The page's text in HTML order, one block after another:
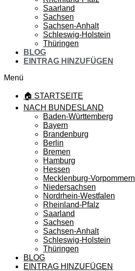
Saarland
Sachsen
Sachsen-Anhalt
Schleswig-Holstein
Thüringen
BLOG
EINTRAG HINZUFÜGEN
Menü
🏠 STARTSEITE
NACH BUNDESLAND
Baden-Württemberg
Bayern
Brandenburg
Berlin
Bremen
Hamburg
Hessen
Mecklenburg-Vorpommern
Niedersachsen
Nordrhein-Westfalen
Rheinland-Pfalz
Saarland
Sachsen
Sachsen-Anhalt
Schleswig-Holstein
Thüringen
BLOG
EINTRAG HINZUFÜGEN